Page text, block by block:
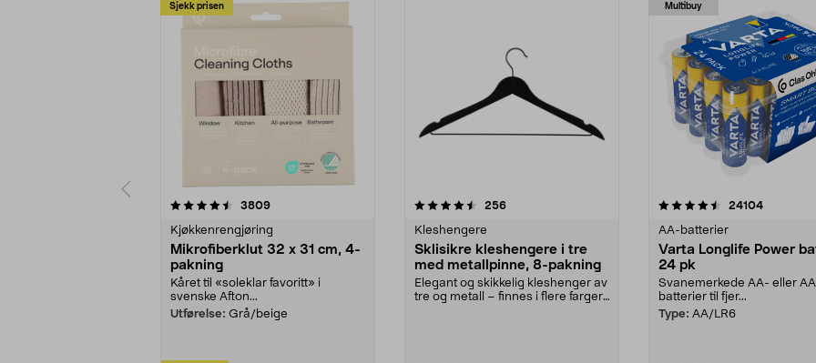
Sjekk prisen
3809anmeldelser
Kjøkkenrengjøring
Mikrofiberklut 32 x 31 cm, 4-
pakning
Kåret til «soleklar favoritt» i
svenske Afton...
Utførelse: Grå/beige
4.5av 5 stjerner 256anmeldelser
Kleshengere
Sklisikre kleshengere i tre
med metallpinne, 8-pakning
Elegant og skikkelig kleshenger av
tre og metall – finnes i flere farger.
Multibuy
4.5av 5 stjerner 24104
AA-batterier
Varta Longlife Power
24 pk
Svanemerkede AA- eller
batterier til fjer...
Type: AA/LR6
4.5av 5 stjerner